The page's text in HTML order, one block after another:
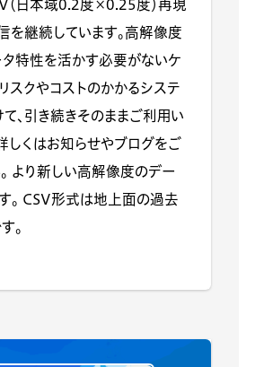
（日本域0.2度×0.25度）再現
を継続しています。高解像度
特性を活かす必要がないケ
スクやコストのかかるシステ
、引き続きそのままご利用い
しくはお知らせやブログをご
より新しい高解像度のデー
。 CSV形式は地上面の過去
。